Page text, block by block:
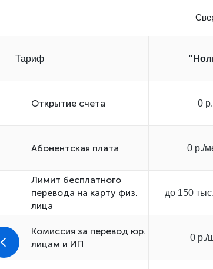
Тариф
Открытиe счета 0 р.
Абонентская плата 0 р./
Лимит бесплатного
перевода на карту физ.
лица
до 150
Комиссия за перевод юр.
лицам и ИП
0 р./